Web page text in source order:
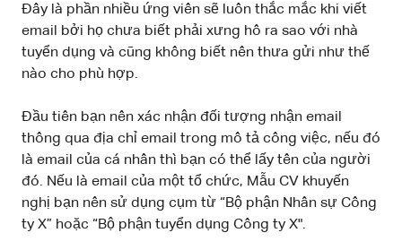
Đây là phần nhiều ứng viên sẽ luôn thắc mắc khi viết
email bởi họ chưa biết phải xưng hô ra sao với nhà
tuyển dụng và cũng không biết nên thưa gửi như thế
nào cho phù hợp.
Đầu tiên bạn nên xác nhận đối tượng nhận email
thông qua địa chỉ email trong mô tả công việc, nếu đó
là email của cá nhân thì bạn có thể lấy tên của người
đó. Nếu là email của một tổ chức, Mẫu CV khuyến
nghị bạn nên sử dụng cụm từ “Bộ phận Nhân sự Công
ty X” hoặc “Bộ phận tuyển dụng Công ty X".